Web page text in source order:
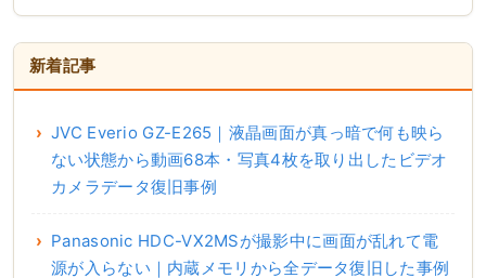
新着記事
JVC Everio GZ-E265｜液晶画面が真っ暗で何も映ら
ない状態から動画68本・写真4枚を取り出したビデオ
カメラデータ復旧事例
Panasonic HDC-VX2MSが撮影中に画面が乱れて電
源が入らない｜内蔵メモリから全データ復旧した事例